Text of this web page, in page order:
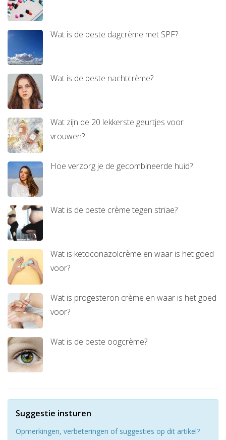
Wat is de beste dagcrème met SPF?
Wat is de beste nachtcrème?
Wat zijn de 20 lekkerste geurtjes voor
vrouwen?
Hoe verzorg je de gecombineerde huid?
Wat is de beste crème tegen striae?
Wat is ketoconazolcrème en waar is het goed
voor?
Wat is progesteron crème en waar is het goed
voor?
Wat is de beste oogcrème?
Suggestie insturen
Opmerkingen, verbeteringen of suggesties op dit artikel?